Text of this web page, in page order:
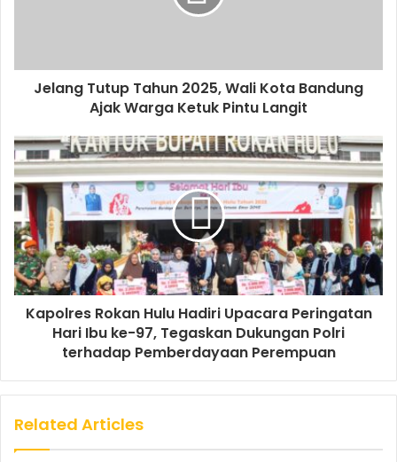
Jelang Tutup Tahun 2025, Wali Kota Bandung
Ajak Warga Ketuk Pintu Langit
Kapolres Rokan Hulu Hadiri Upacara Peringatan
Hari Ibu ke-97, Tegaskan Dukungan Polri
terhadap Pemberdayaan Perempuan
Related Articles